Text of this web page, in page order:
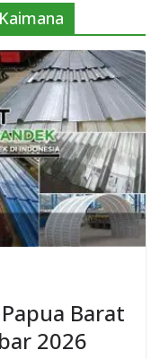
Barat
2026